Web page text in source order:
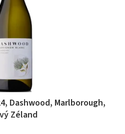
Dashwood, Marlborough,
Zéland